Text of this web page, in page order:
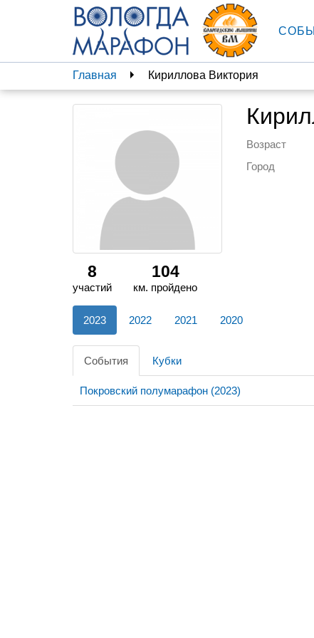
Главная Кириллова Виктория
Возраст
Город
8
участий
104
км. пройдено
2023 2022 2021 2020
События Кубки
Покровский полумарафон (2023)